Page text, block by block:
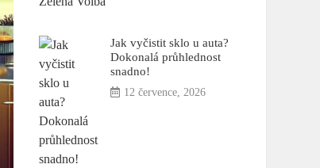
Jak vyčistit sklo u auta?
Dokonalá průhlednost
snadno!
12 července, 2026